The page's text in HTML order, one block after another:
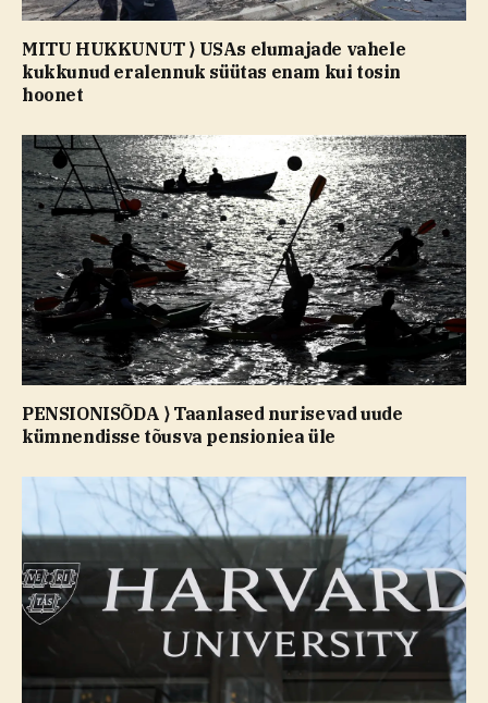
MITU HUKKUNUT ⟩ USAs elumajade vahele
kukkunud eralennuk süütas enam kui tosin
hoonet
PENSIONISÕDA ⟩ Taanlased nurisevad uude
kümnendisse tõusva pensioniea üle